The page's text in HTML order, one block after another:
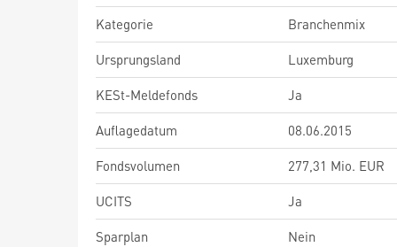
Kategorie
Branchenmix
Ursprungsland
Luxemburg
KESt-Meldefonds
Ja
Auflagedatum
08.06.2015
Fondsvolumen
277,31 Mio. EUR
UCITS
Ja
Sparplan
Nein